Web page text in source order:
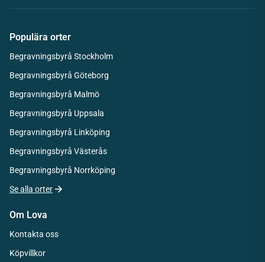
Populära orter
Begravningsbyrå Stockholm
Begravningsbyrå Göteborg
Begravningsbyrå Malmö
Begravningsbyrå Uppsala
Begravningsbyrå Linköping
Begravningsbyrå Västerås
Begravningsbyrå Norrköping
Se alla orter
Om Lova
Kontakta oss
Köpvillkor